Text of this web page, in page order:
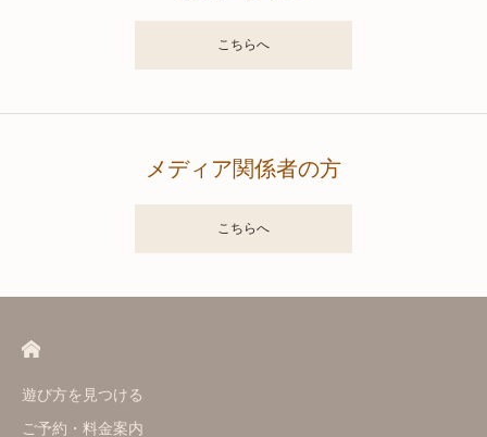
こちらへ
メディア関係者の方
こちらへ
遊び方を見つける
ご予約・料金案内